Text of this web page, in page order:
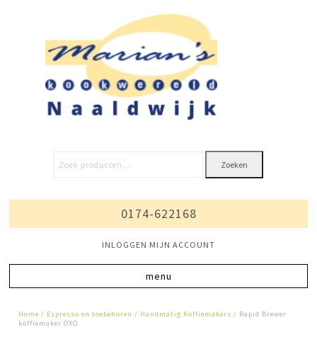
Zoeken
0174-622168
INLOGGEN MIJN ACCOUNT
Home / Espresso en toebehoren / Handmatig Koffiemakers / Rapid Brewer
koffiemaker OXO